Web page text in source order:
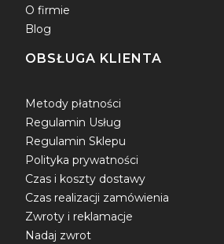
O firmie
Blog
OBSŁUGA KLIENTA
Metody płatności
Regulamin Usług
Regulamin Sklepu
Polityka prywatności
Czas i koszty dostawy
Czas realizacji zamówienia
Zwroty i reklamacje
Nadaj zwrot